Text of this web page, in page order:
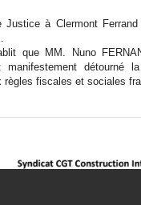
à Clermont
que MM. Nuno
détourné
règles fiscales et sociales